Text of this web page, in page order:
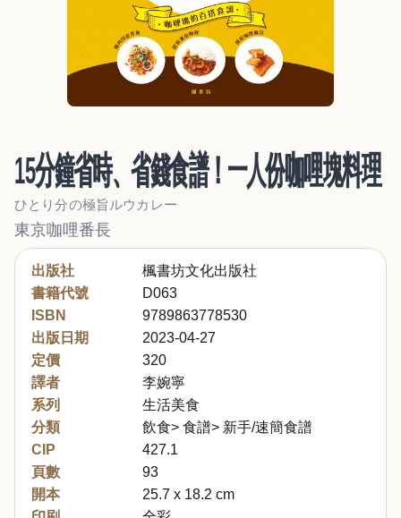
15分鐘省時、省錢食譜！一人份咖哩塊料理
ひとり分の極旨ルウカレー
東京咖哩番長
出版社
楓書坊文化出版社
書籍代號
D063
ISBN
9789863778530
出版日期
2023-04-27
定價
320
譯者
李婉寧
系列
生活美食
分類
飲食> 食譜> 新手/速簡食譜
CIP
427.1
頁數
93
開本
25.7 x 18.2 cm